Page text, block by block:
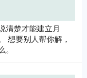
清楚才能建立月
想要别人帮你解，